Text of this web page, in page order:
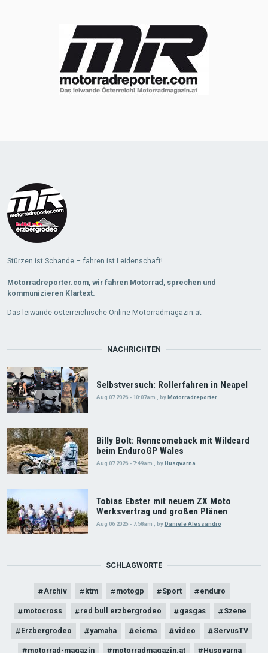
Stürzen ist Schande – fahren ist Leidenschaft!
Motorradreporter.com, wir fahren Motorrad, sprechen und
kommunizieren Klartext.
Das leiwande österreichische Online-Motorradmagazin.at
NACHRICHTEN
Selbstversuch: Rollerfahren in Neapel
Aug 07 2026 - 10:07am , by Motorradreporter
Billy Bolt: Renncomeback mit Wildcard
beim EnduroGP Wales
Aug 07 2026 - 7:49am byHusqvarna
Tobias Ebster mit neuem ZX Moto
Werksvertrag und großen Plänen
Aug 06 2026 - 7:58am byDaniele Alessandro
SCHLAGWORTE
Archiv ktm motogp Sport enduro
motocross red bull erzbergrodeo gasgas Szene
Erzbergrodeo yamaha eicma video ServusTV
motorrad-magazin motorradmagazin.at Husqvarna